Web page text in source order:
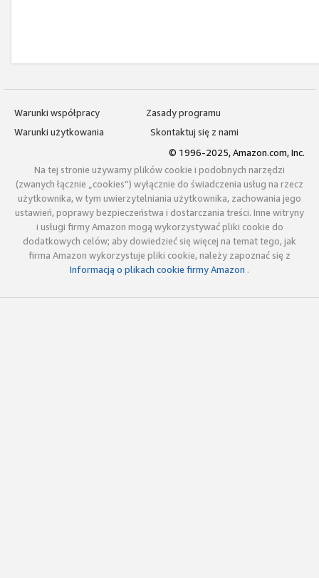
Warunki współpracy
Zasady programu
Warunki użytkowania
Skontaktuj się z nami
© 1996-2025, Amazon.com, Inc.
Na tej stronie używamy plików cookie i podobnych narzędzi
(zwanych łącznie „cookies”) wyłącznie do świadczenia usług na rzecz
użytkownika, w tym uwierzytelniania użytkownika, zachowania jego
ustawień, poprawy bezpieczeństwa i dostarczania treści. Inne witryny
i usługi firmy Amazon mogą wykorzystywać pliki cookie do
dodatkowych celów; aby dowiedzieć się więcej na temat tego, jak
firma Amazon wykorzystuje pliki cookie, należy zapoznać się z
Informacją o plikach cookie firmy Amazon .